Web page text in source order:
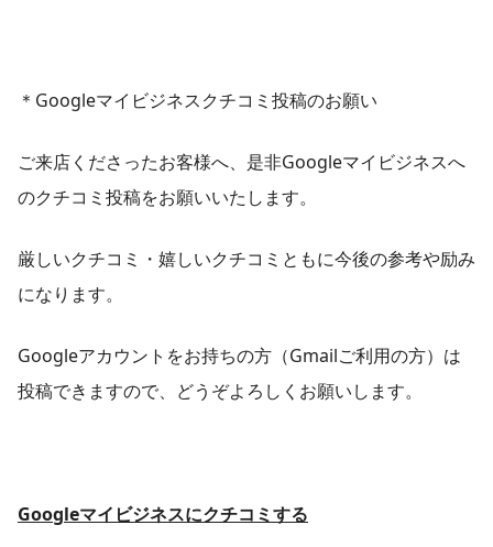
＊Googleマイビジネスクチコミ投稿のお願い
ご来店くださったお客様へ、是非Googleマイビジネスへ
のクチコミ投稿をお願いいたします。
厳しいクチコミ・嬉しいクチコミともに今後の参考や励み
になります。
Googleアカウントをお持ちの方（Gmailご利用の方）は
投稿できますので、どうぞよろしくお願いします。
Googleマイビジネスにクチコミする